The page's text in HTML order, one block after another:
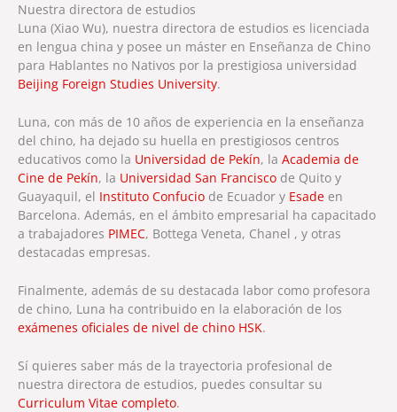
Nuestra directora de estudios
Luna (Xiao Wu), nuestra directora de estudios es licenciada
en lengua china y posee un máster en Enseñanza de Chino
para Hablantes no Nativos por la prestigiosa universidad
Beijing Foreign Studies University.
Luna, con más de 10 años de experiencia en la enseñanza
del chino, ha dejado su huella en prestigiosos centros
educativos como la Universidad de Pekín, la Academia de
Cine de Pekín, la Universidad San Francisco de Quito y
Guayaquil, el Instituto Confucio de Ecuador y Esade en
Barcelona. Además, en el ámbito empresarial ha capacitado
a trabajadores PIMEC, Bottega Veneta, Chanel , y otras
destacadas empresas.
Finalmente, además de su destacada labor como profesora
de chino, Luna ha contribuido en la elaboración de los
exámenes oficiales de nivel de chino HSK.
Sí quieres saber más de la trayectoria profesional de
nuestra directora de estudios, puedes consultar su
Curriculum Vitae completo.